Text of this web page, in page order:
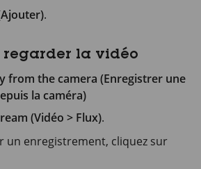
.
regarder la vidéo
from the camera (Enregistrer une
la caméra)
(Vidéo > Flux).
un enregistrement, cliquez sur